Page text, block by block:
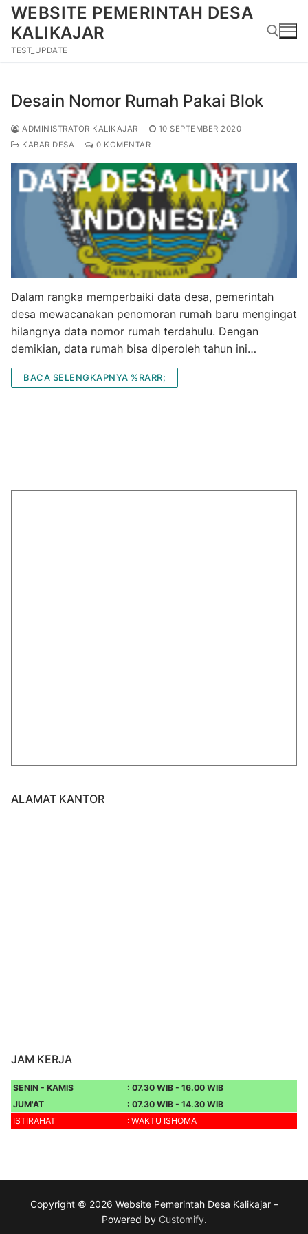
Lompat
konten
WEBSITE PEMERINTAH DESA
KALIKAJAR
TEST_UPDATE
Desain Nomor Rumah Pakai Blok
ADMINISTRATOR KALIKAJAR
10 SEPTEMBER 2020
KABAR DESA
0 KOMENTAR
Dalam rangka memperbaiki data desa, pemerintah
desa mewacanakan penomoran rumah baru mengingat
hilangnya data nomor rumah terdahulu. Dengan
demikian, data rumah bisa diperoleh tahun ini…
BACA SELENGKAPNYA %RARR;
ALAMAT KANTOR
JAM KERJA
SENIN - KAMIS
: 07.30 WIB - 16.00 WIB
JUM'AT
: 07.30 WIB - 14.30 WIB
ISTIRAHAT
: WAKTU ISHOMA
Copyright © 2026 Website Pemerintah Desa Kalikajar –
Powered by Customify.